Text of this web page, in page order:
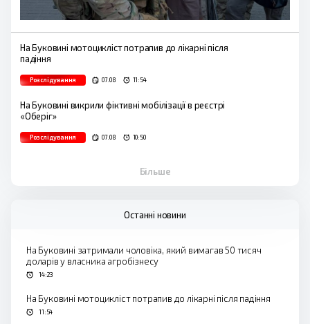
Останні новини
На Буковині затримали чоловіка, який вимагав 50 тисяч
доларів у власника агробізнесу
14:23
На Буковині мотоцикліст потрапив до лікарні після падіння
11:54
На Буковині мотоцикліст потрапив до лікарні після
падіння
Розслідування 07.08 11:54
На Буковині викрили фіктивні мобілізації в реєстрі
«Оберіг»
Розслідування 07.08 10:50
Більше